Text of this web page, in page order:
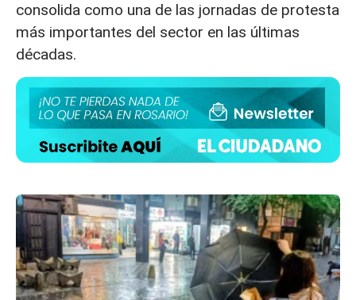
consolida como una de las jornadas de protesta
más importantes del sector en las últimas
décadas.